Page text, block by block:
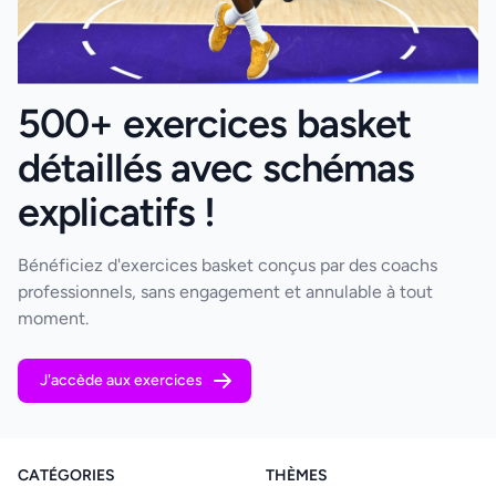
500+ exercices basket
détaillés avec schémas
explicatifs !
Bénéficiez d'exercices basket conçus par des coachs
professionnels, sans engagement et annulable à tout
moment.
J'accède aux exercices
CATÉGORIES THÈMES